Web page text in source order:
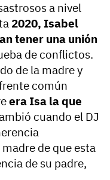
a nivel
2020, Isabel
tener una unión
de conflictos.
de la madre y
común
era Isa la que
cuando el DJ
madre de que esta
de su padre,